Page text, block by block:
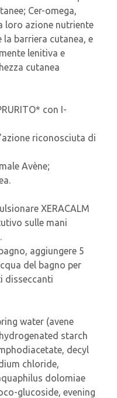
Cer-omega,
loro azione nutriente
barriera cutanea, e
lenitiva e
cutanea
con I-
riconosciuta di
Avène;
XERACALM
sulle mani
aggiungere 5
del bagno per
disseccanti
water (avene
starch
decyl
chloride,
dolomiae
glucoside, evening